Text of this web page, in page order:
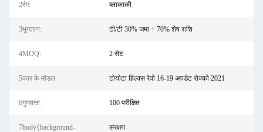
2रंग: ब्लाकाकी
3भुगतान: टी/टी 30% जमा + 70% शेष राशि
4MOQ: 2 सेट
5कार के मॉडल: टोयोटा हिल्क्स रेवो 16-19 अपडेट रोक्को 2021
6गुणवत्ता: 100 परीक्षित
7body{background-
संरक्षण